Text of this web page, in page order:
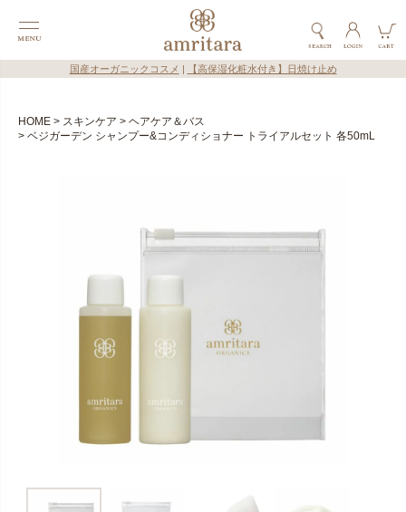
国産オーガニックコスメ 【高保湿化粧水付き】日焼け止め
HOME スキンケア
ヘアケア＆バス
ベジガーデン シャンプー&コンディショナー トライアルセット 各50mL